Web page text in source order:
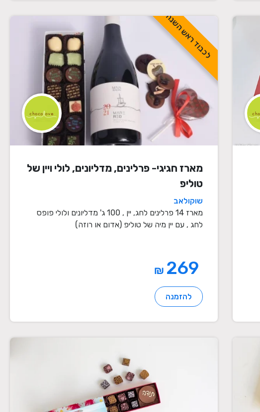
לכבוד ראש השנה
מארז חגיגי- פרלינים, מדליונים, לולי ויין של
טוליפ
שוקולאב
מארז 14 פרלינים לחג, יין , 100 ג' מדליונים ולולי פופס
לחג , עם יין מיה של טוליפ (אדום או רוזה)
₪
להזמנה